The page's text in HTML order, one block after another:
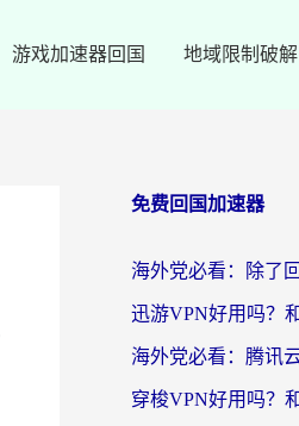
游戏加速器回国 地域限制破解
免费回国加速器